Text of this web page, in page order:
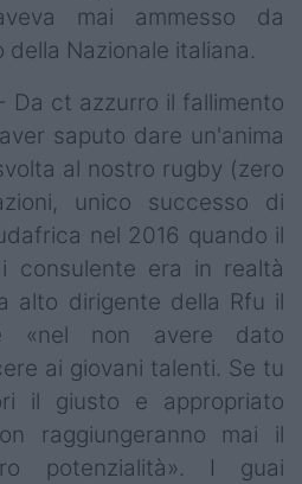
mai ammesso da
Nazionale italiana.
Da ct azzurro il fallimento
saputo dare un'anima
al nostro rugby (zero
unico successo di
nel 2016 quando il
consulente era in realtà
alto dirigente della Rfu il
«nel non avere dato
ai giovani talenti. Se tu
il giusto e appropriato
raggiungeranno mai il
potenzialità». I guai